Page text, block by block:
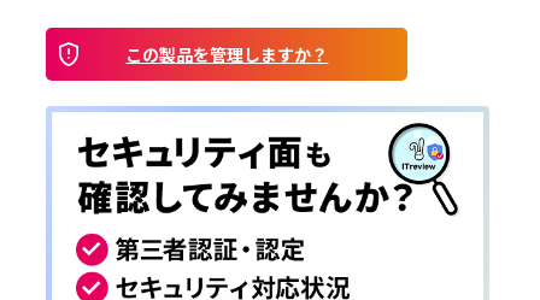
この製品を管理しますか？